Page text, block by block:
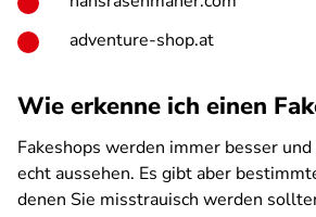
adventure-shop.at
Wie erkenne ich einen
Fakeshops werden immer besser
echt aussehen. Es gibt aber
denen Sie misstrauisch werden